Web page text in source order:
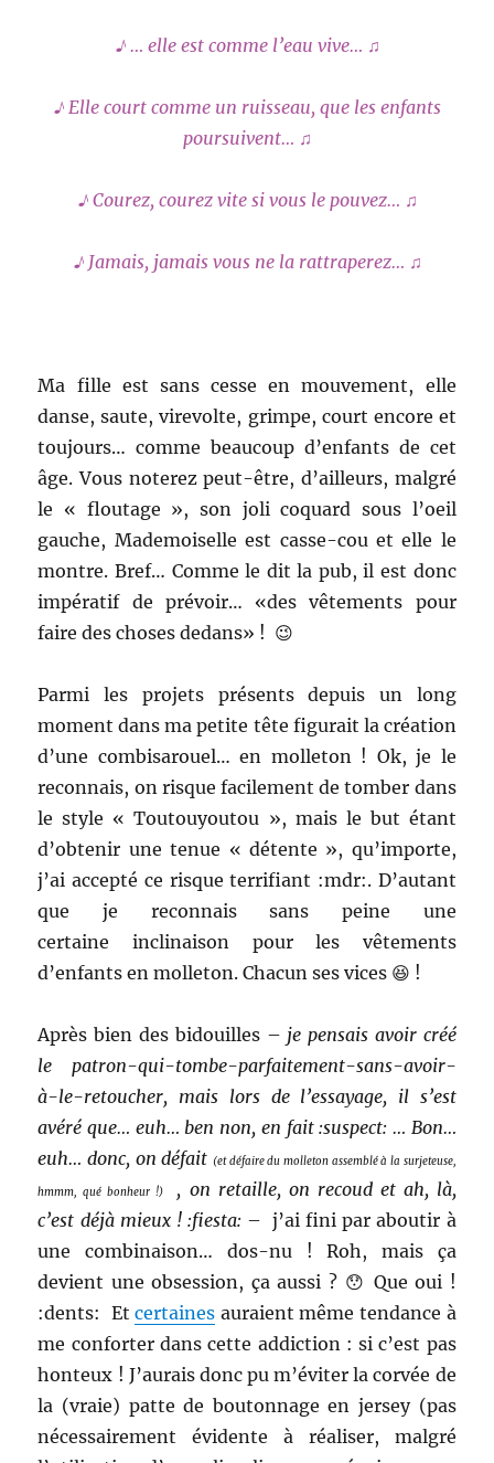
♪ … elle est comme l’eau vive… ♫
♪ Elle court comme un ruisseau, que les enfants
poursuivent… ♫
♪ Courez, courez vite si vous le pouvez… ♫
♪ Jamais, jamais vous ne la rattraperez… ♫
Ma fille est sans cesse en mouvement, elle
danse, saute, virevolte, grimpe, court encore et
toujours… comme beaucoup d’enfants de cet
âge. Vous noterez peut-être, d’ailleurs, malgré
le « floutage », son joli coquard sous l’oeil
gauche, Mademoiselle est casse-cou et elle le
montre. Bref… Comme le dit la pub, il est donc
impératif de prévoir… «des vêtements pour
faire des choses dedans» ! 😉
Parmi les projets présents depuis un long
moment dans ma petite tête figurait la création
d’une combisarouel… en molleton ! Ok, je le
reconnais, on risque facilement de tomber dans
le style « Toutouyoutou », mais le but étant
d’obtenir une tenue « détente », qu’importe,
j’ai accepté ce risque terrifiant :mdr:. D’autant
que je reconnais sans peine une
certaine inclinaison pour les vêtements
d’enfants en molleton. Chacun ses vices 😆 !
Après bien des bidouilles – je pensais avoir créé
le patron-qui-tombe-parfaitement-sans-avoir-
à-le-retoucher, mais lors de l’essayage, il s’est
avéré que… euh… ben non, en fait :suspect: … Bon…
euh… donc, on défait (et défaire du molleton assemblé à la surjeteuse,
hmmm, qué bonheur !)
, on retaille, on recoud et ah, là,
c’est déjà mieux ! :fiesta: – j’ai fini par aboutir à
une combinaison… dos-nu ! Roh, mais ça
devient une obsession, ça aussi ? 😯 Que oui !
:dents: Etcertaines auraient même tendance à
me conforter dans cette addiction : si c’est pas
honteux ! J’aurais donc pu m’éviter la corvée de
la (vraie) patte de boutonnage en jersey (pas
nécessairement évidente à réaliser, malgré